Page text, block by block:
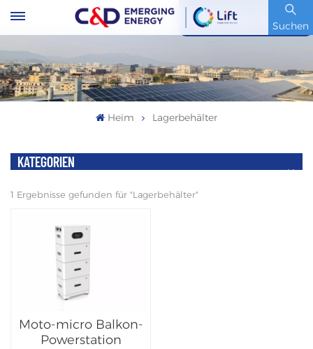
Suchen
Artikelnummer : 600153.SH
Heim Lagerbehälter
KATEGORIEN
1 Ergebnisse gefunden für "Lagerbehälter"
Moto-micro Balkon-
Powerstation